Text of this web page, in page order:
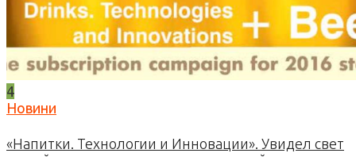
4
Новини
«Напитки. Технологии и Инновации». Увидел свет